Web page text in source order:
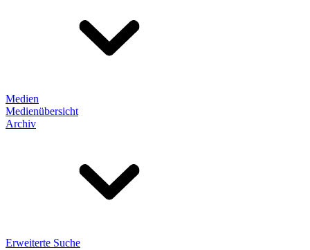
Medien
Medienübersicht
Archiv
Erweiterte Suche